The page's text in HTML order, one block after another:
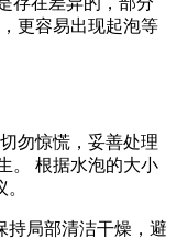
更容易出现起泡等
勿惊慌，妥善处理
。 根据水泡的大小
持局部清洁干燥，避